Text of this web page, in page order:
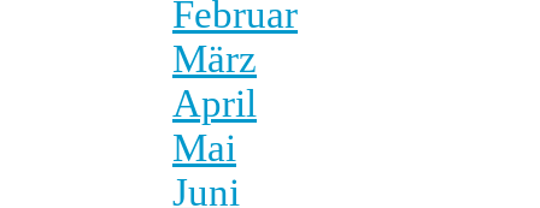
Februar
März
April
Mai
Juni